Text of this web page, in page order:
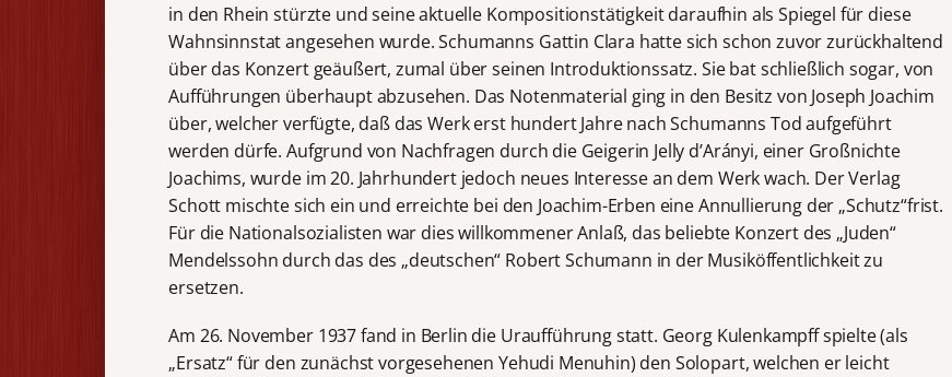
in den Rhein stürzte und seine aktuelle Kompositionstätigkeit daraufhin als Spiegel für diese
Wahnsinnstat angesehen wurde. Schumanns Gattin Clara hatte sich schon zuvor zurückhaltend
über das Konzert geäußert, zumal über seinen Introduktionssatz. Sie bat schließlich sogar, von
Aufführungen überhaupt abzusehen. Das Notenmaterial ging in den Besitz von Joseph Joachim
über, welcher verfügte, daß das Werk erst hundert Jahre nach Schumanns Tod aufgeführt
werden dürfe. Aufgrund von Nachfragen durch die Geigerin Jelly d’Arányi, einer Großnichte
Joachims, wurde im 20. Jahrhundert jedoch neues Interesse an dem Werk wach. Der Verlag
Schott mischte sich ein und erreichte bei den Joachim-Erben eine Annullierung der „Schutz“frist.
Für die Nationalsozialisten war dies willkommener Anlaß, das beliebte Konzert des „Juden“
Mendelssohn durch das des „deutschen“ Robert Schumann in der Musiköffentlichkeit zu
ersetzen.
Am 26. November 1937 fand in Berlin die Uraufführung statt. Georg Kulenkampff spielte (als
„Ersatz“ für den zunächst vorgesehenen Yehudi Menuhin) den Solopart, welchen er leicht